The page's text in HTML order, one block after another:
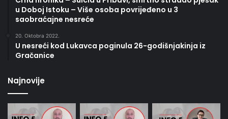
u Doboj Istoku – Više osoba povrijeđeno u 3
saobraćajne nesreće
20. Oktobra 2022.
U nesreći kod Lukavca poginula 26-godišnjakinja iz
Gračanice
Najnovije